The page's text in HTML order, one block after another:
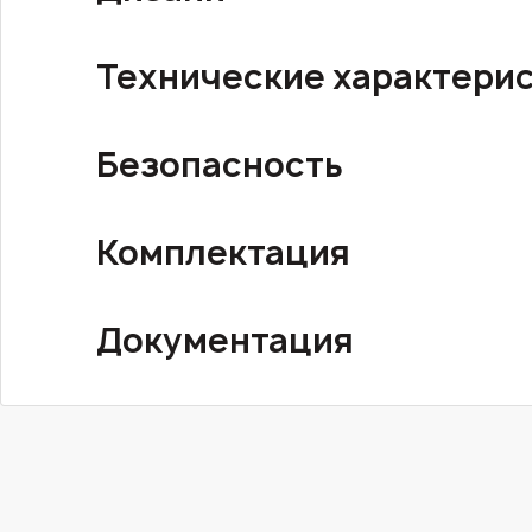
Технические
Безопасность
Комплектация
Документация